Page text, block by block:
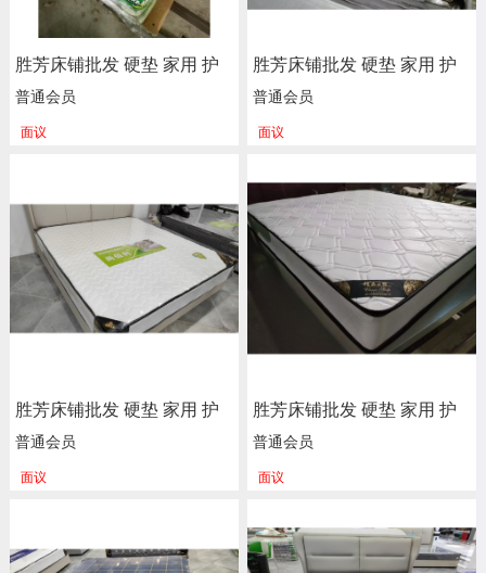
胜芳床铺批发 硬垫 家用 护
脊 独立 床垫 床褥子 弹簧垫
软垫 单人床垫 双人垫 学生
利床垫
普通会员
面议
胜芳床铺批发 硬垫 家用 护
脊 独立 床垫 床褥子 弹簧垫
软垫 单人床垫 双人垫 学生
绵垫被垫子 卧室家具 尚佰
利床垫
普通会员
面议
胜芳床铺批发 硬垫 家用 护
脊 独立 床垫 床褥子 弹簧垫
软垫 单人床垫 双人垫 学生
普通会员
面议
胜芳床铺批发 硬垫 家用 护
脊 独立 床垫 床褥子 弹簧垫
软垫 单人床垫 双人垫 学生
绵垫被垫子 卧室家具 尚佰
普通会员
面议